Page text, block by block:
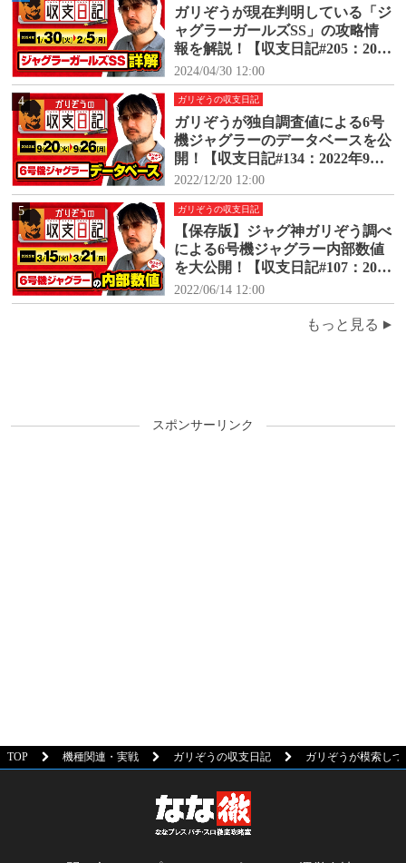
ガリぞうが現在判明している「ジ
ャグラーガールズSS」の攻略情
報を解説！【収支日記#205：2024
年1月30日(火)～2024年2月5日
(月)】
2024/04/30 12:00
4 ガリぞうの収支日記
ガリぞうが独自調査値による6号
機ジャグラーのデータベースを公
開！【収支日記#134：2022年9月2
0日(火)～9月26日(月)】
2022/12/20 12:00
5 ガリぞうの収支日記
【保存版】ジャグ神ガリぞう調べ
による6号機ジャグラー内部数値
を大公開！【収支日記#107：2022
年3月15日(火)～3月21日(月)】
2022/06/14 12:00
もっと見る
スポンサーリンク
TOP 機種関連・実戦 ガリぞうの収支日記 ガリぞうが模索し